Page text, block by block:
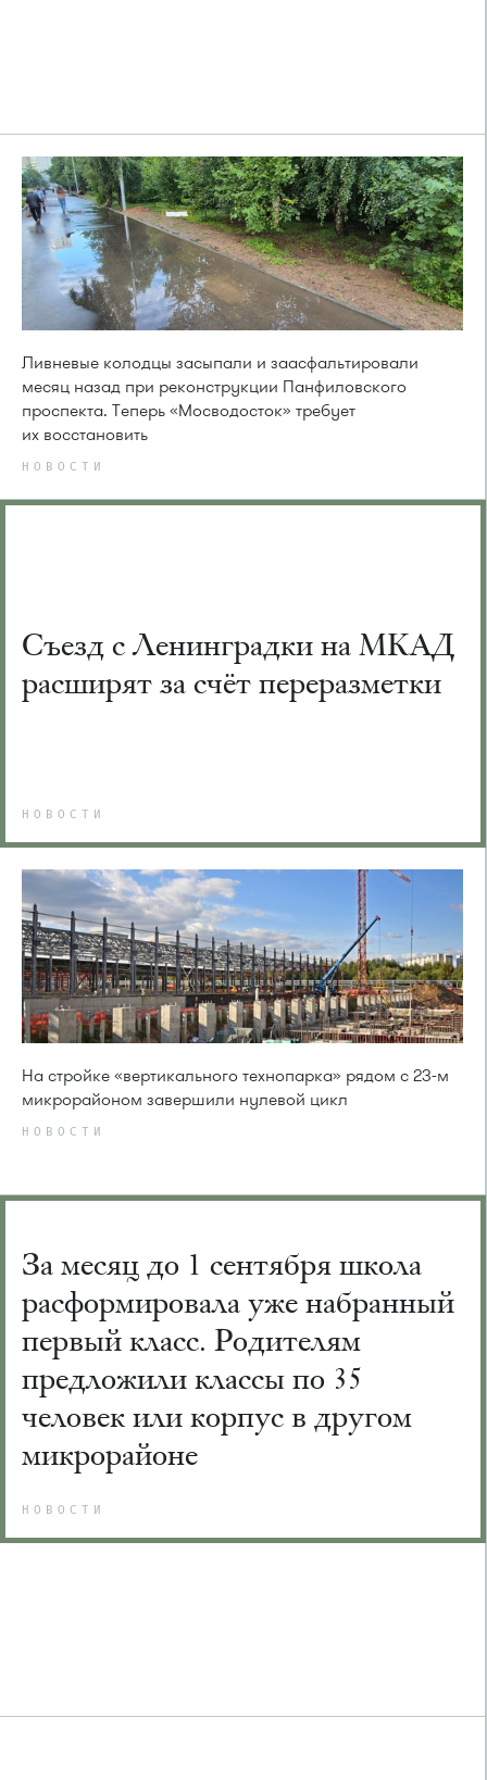
Ливневые колодцы засыпали и заасфальтировали
месяц назад при реконструкции Панфиловского
проспекта. Теперь «Мосводосток» требует
их восстановить
НОВОСТИ
Съезд с Ленинградки на МКАД
расширят за счёт переразметки
НОВОСТИ
На стройке «вертикального технопарка» рядом с 23-м
микрорайоном завершили нулевой цикл
НОВОСТИ
За месяц до 1 сентября школа
расформировала уже набранный
первый класс. Родителям
предложили классы по 35
человек или корпус в другом
микрорайоне
НОВОСТИ